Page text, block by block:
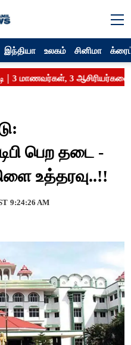
இந்தியா உலகம் சினிமா
பெற தடை -
உத்தரவு..!!
9:24:26 AM